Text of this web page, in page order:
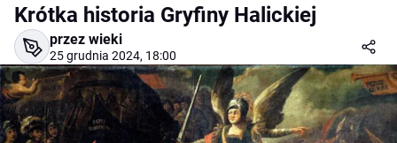
Krótka historia Gryfiny Halickiej
przez wieki
25 grudnia 2024, 18:00